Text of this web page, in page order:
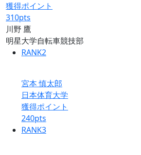
獲得ポイント
310pts
川野 鷹
明星大学自転車競技部
RANK2
宮本 慎太郎
日本体育大学
獲得ポイント
240pts
RANK3